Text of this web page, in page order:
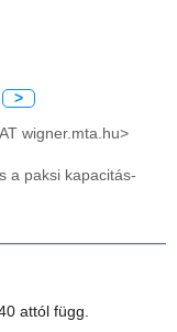
>
wigner.mta.hu>
a paksi kapacitás-
attól függ.